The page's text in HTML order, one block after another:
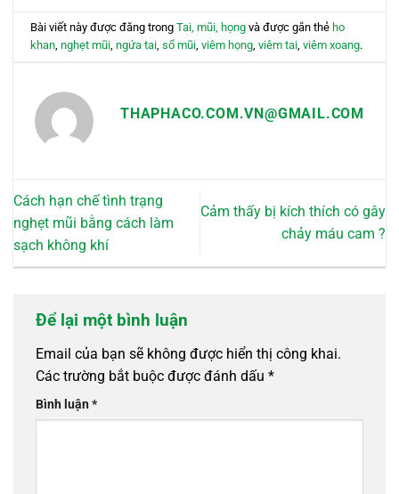
Bài viết này được đăng trongTai, mũi, họng và được gắn thẻ ho
khan ,nghẹt mũi ,ngứa tai ,sổ mũi ,viêm họng ,viêm tai ,viêm xoang.
THAPHACO.COM.VN@GMAIL.COM
Cách hạn chế tình trạng
nghẹt mũi bằng cách làm
sạch không khí
Cảm thấy bị kích thích có gây
chảy máu cam ?
Để lại một bình luận
Email của bạn sẽ không được hiển thị công khai.
Các trường bắt buộc được đánh dấu *
Bình luận*